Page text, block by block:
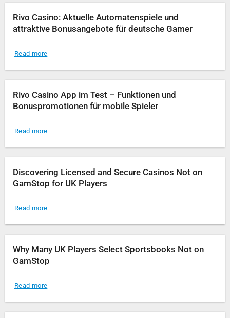
Rivo Casino: Aktuelle Automatenspiele und
attraktive Bonusangebote für deutsche Gamer
Read more
Rivo Casino App im Test – Funktionen und
Bonuspromotionen für mobile Spieler
Read more
Discovering Licensed and Secure Casinos Not on
GamStop for UK Players
Read more
Why Many UK Players Select Sportsbooks Not on
GamStop
Read more